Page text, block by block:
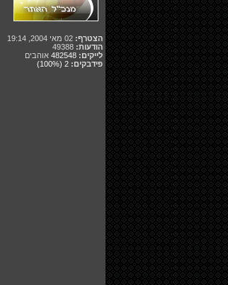
הצטרף:
הודעות:
לייקים: 482548 אוהבים
פידבקים: 2
(100%)